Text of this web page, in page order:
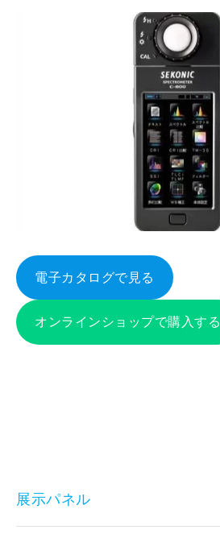
電子カタログで見る
オンラインショップで購入する
展示パネル